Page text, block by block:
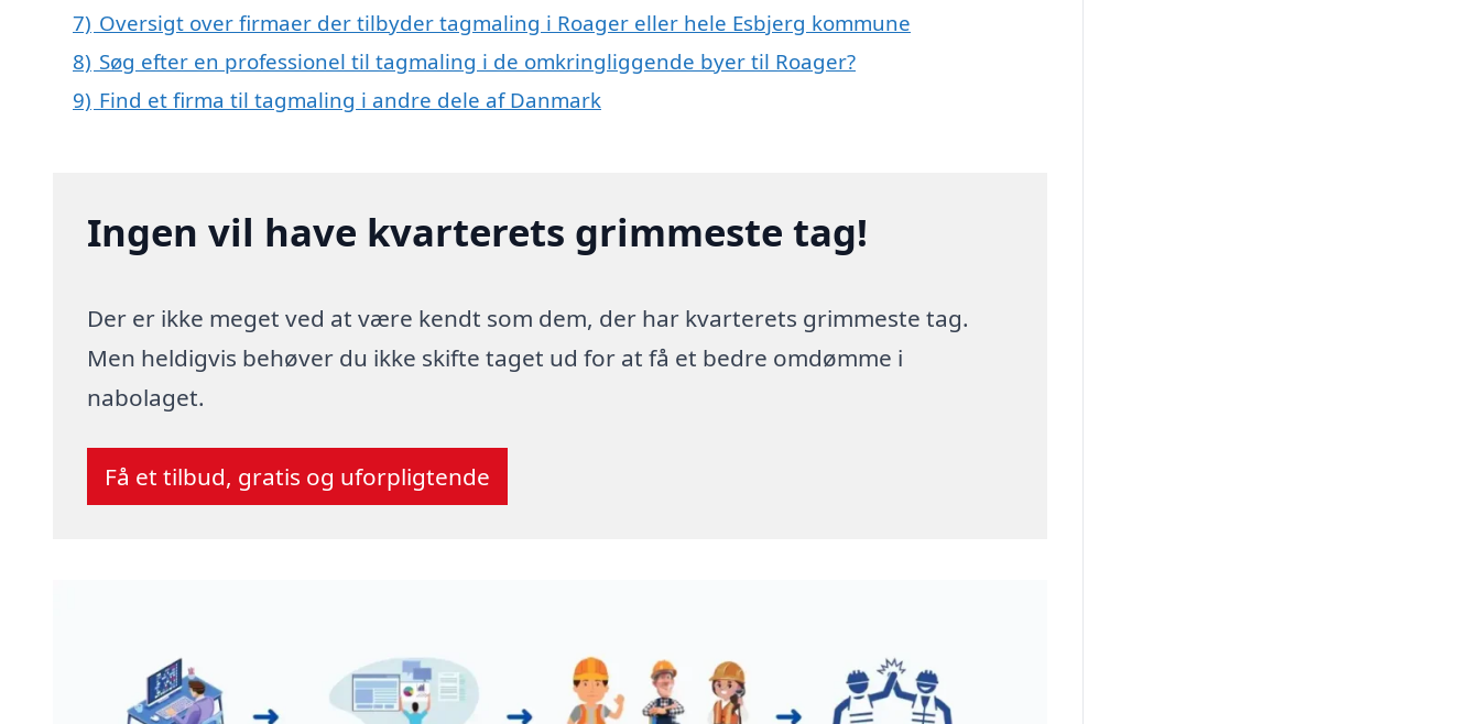
7) Oversigt over firmaer der tilbyder tagmaling i Roager eller hele Esbjerg kommune
8) Søg efter en professionel til tagmaling i de omkringliggende byer til Roager?
9) Find et firma til tagmaling i andre dele af Danmark
Ingen vil have kvarterets grimmeste tag!
Der er ikke meget ved at være kendt som dem, der har kvarterets grimmeste tag.
Men heldigvis behøver du ikke skifte taget ud for at få et bedre omdømme i
nabolaget.
Få et tilbud, gratis og uforpligtende